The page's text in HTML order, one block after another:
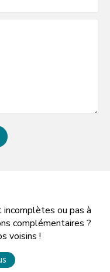
incomplètes ou pas à
complémentaires ?
voisins !